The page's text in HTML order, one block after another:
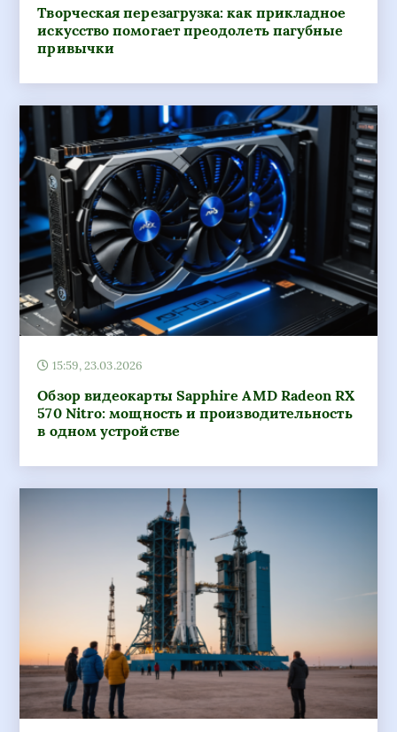
Творческая перезагрузка: как прикладное
искусство помогает преодолеть пагубные
привычки
15:59, 23.03.2026
Обзор видеокарты Sapphire AMD Radeon RX
570 Nitro: мощность и производительность
в одном устройстве